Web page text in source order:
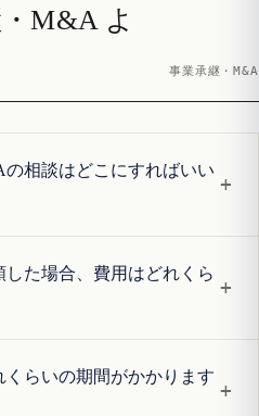
M&A よ
事業承継・M&A
相談はどこにすればいい
+
た場合、費用はどれくら
+
らいの期間がかかります
+